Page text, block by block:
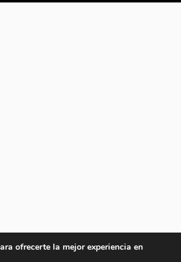
ofrecerte la mejor experiencia en